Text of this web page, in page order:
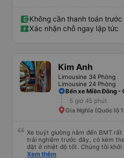
Không cần thanh toán trước
Xác nhận chỗ ngay lập tức
Kim Anh
Limousine 34 Phòng
Limousine 24 Phòng
Bến xe Miền Đông -
5 giờ 45 phút
Gia Nghĩa (Quốc lộ
Xe buýt giường nằm đến BMT
trải nghiệm trước đây, có kèm
đặt ở nhiệt độ tốt. Chúng tôi khởi
phút. Tài xế rất tuyệt so với
Xem thêm